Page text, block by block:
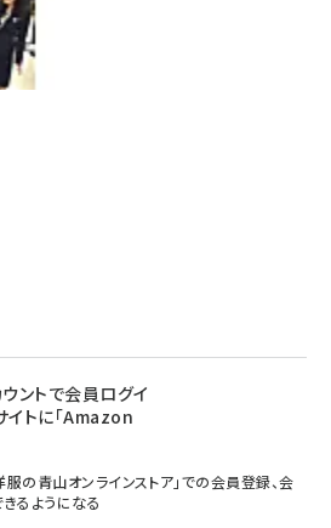
ントで会員ログイ
イトに「Amazon
の青山オンラインストア」での会員登録、会
るようになる